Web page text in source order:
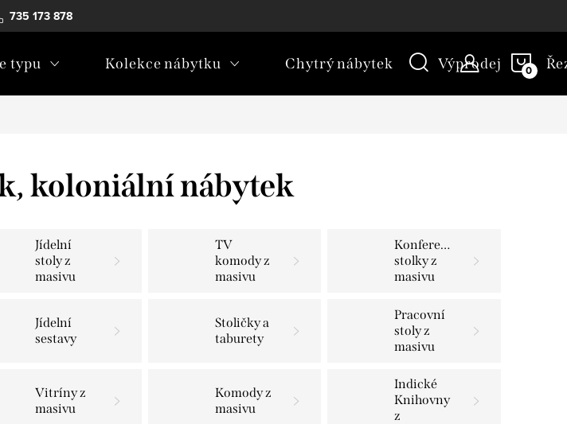
735 173 878Katalogy ke stažení
typu Kolekce nábytku Chytrý nábytek Výprodej
koloniální nábytek
Jídelní
stoly z
masivu
TV
komody z
masivu
Konferenční
stolky z
masivu
Jídelní
sestavy
Stoličky a
taburety
Pracovní
stoly z
masivu
Vitríny z
masivu
Komody z
masivu
Indické
Knihovny
z